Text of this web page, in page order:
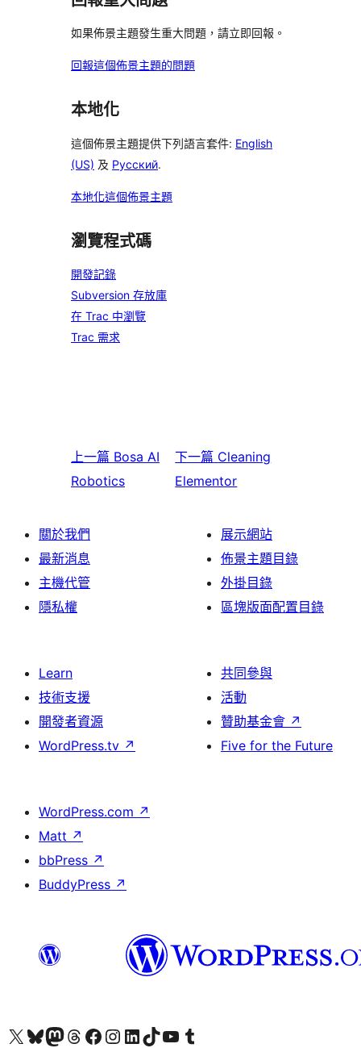
如果佈景主題發生重大問題，請立即回報。
回報這個佈景主題的問題
本地化
這個佈景主題提供下列語言套件: English
(US) 及 Русский.
本地化這個佈景主題
瀏覽程式碼
開發記錄
Subversion 存放庫
在 Trac 中瀏覽
Trac 需求
上一篇 Bosa AI
Robotics
下一篇 Cleaning
Elementor
關於我們
最新消息
主機代管
隱私權
展示網站
佈景主題目錄
外掛目錄
區塊版面配置目錄
Learn
技術支援
開發者資源
WordPress.tv ↗
共同參與
活動
贊助基金會 ↗
Five for the Future
WordPress.com ↗
Matt ↗
bbPress ↗
BuddyPress ↗
查看我們的 X (之前的 Twitter) 帳號造訪我們的 Bluesky 帳號造訪我們的 Mastodon 帳號造訪我們的 Threads 帳號 造訪我們的 Facebook 粉絲專頁Visit our Instagram account
Visit our LinkedIn account
造訪我們的 TikTok 帳號Visit our YouTube channel
造訪我們的 Tumblr 帳號